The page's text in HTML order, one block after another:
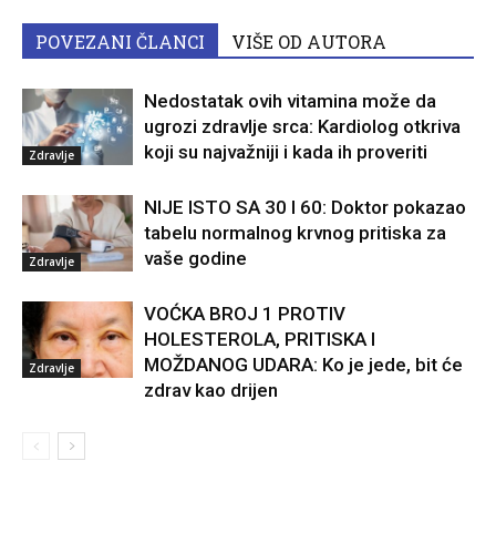
POVEZANI ČLANCI VIŠE OD AUTORA
Zdravlje
Nedostatak ovih vitamina može da
ugrozi zdravlje srca: Kardiolog otkriva
koji su najvažniji i kada ih proveriti
Zdravlje
NIJE ISTO SA 30 I 60: Doktor pokazao
tabelu normalnog krvnog pritiska za
vaše godine
Zdravlje
VOĆKA BROJ 1 PROTIV
HOLESTEROLA, PRITISKA I
MOŽDANOG UDARA: Ko je jede, bit će
zdrav kao drijen